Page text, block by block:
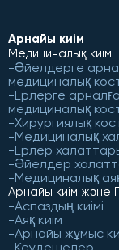
Арнайы киім
Медициналық киім
Әйелдерге
медициналық
Ерлерге
медициналық
Хирургиялық
Медициналық
Ерлер
Әйелдер
Медициналық
Арнайы киім және
Аспаздың киімі
Аяқ киім
Арнайы жұмыс
Кеудешелер